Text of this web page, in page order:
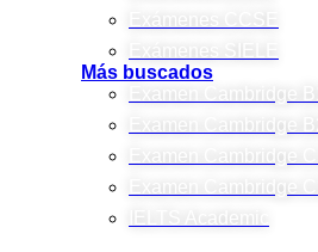
Exámenes CCSE
Exámenes SIELE
Más buscados
Examen Cambridge
Examen Cambridge
Examen Cambridge
Examen Cambridge
IELTS Academic